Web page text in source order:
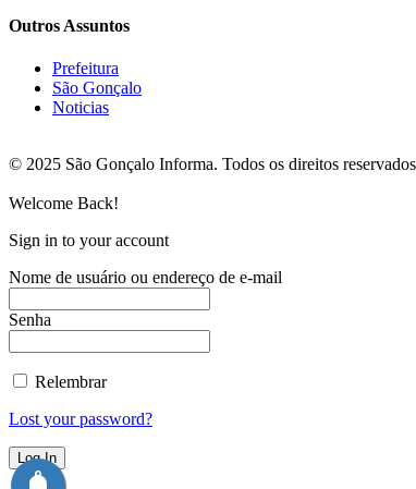
Outros Assuntos
Prefeitura
São Gonçalo
Noticias
© 2025 São Gonçalo Informa. Todos os direitos
Welcome Back!
Sign in to your account
Nome de usuário ou endereço de e-mail
Senha
Relembrar
Lost your password?